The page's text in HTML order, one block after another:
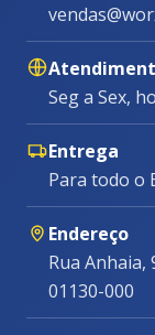
Seg a Sex,
Entrega
Para todo o
Endereço
Rua Anhaia,
01130-000